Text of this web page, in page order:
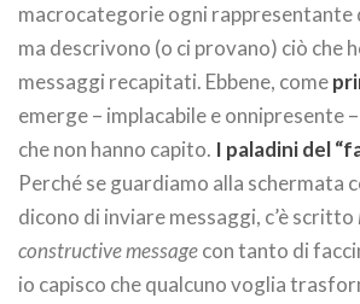
macrocategorie ogni rappresentante
ma descrivono (o ci provano) ciò che
messaggi recapitati. Ebbene, come
emerge – implacabile e onnipresente
che non hanno capito. I paladini del
Perché se guardiamo alla schermata
dicono di inviare messaggi, c’è scritto
constructive messagecon tanto di
io capisco che qualcuno voglia